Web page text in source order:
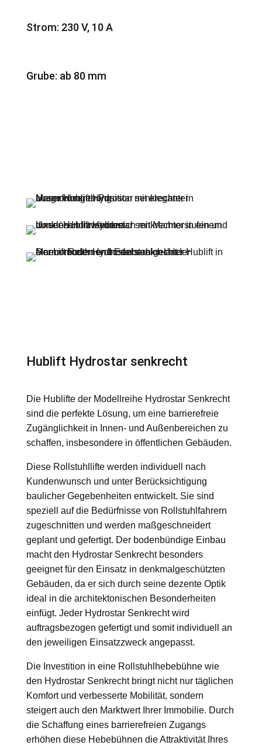
Strom: 230 V, 10 A
Grube: ab 80 mm
Hublift Hydrostar senkrecht
Die Hublifte der Modellreihe Hydrostar Senkrecht
sind die perfekte Lösung, um eine barrierefreie
Zugänglichkeit in Innen- und Außenbereichen zu
schaffen, insbesondere in öffentlichen Gebäuden.
Diese Rollstuhllifte werden individuell nach
Kundenwunsch und unter Berücksichtigung
baulicher Gegebenheiten entwickelt. Sie sind
speziell auf die Bedürfnisse von Rollstuhlfahrern
zugeschnitten und werden maßgeschneidert
geplant und gefertigt. Der bodenbündige Einbau
macht den Hydrostar Senkrecht besonders
geeignet für den Einsatz in denkmalgeschützten
Gebäuden, da er sich durch seine dezente Optik
ideal in die architektonischen Besonderheiten
einfügt. Jeder Hydrostar Senkrecht wird
auftragsbezogen gefertigt und somit individuell an
den jeweiligen Einsatzzweck angepasst.
Die Investition in eine Rollstuhlhebebühne wie
den Hydrostar Senkrecht bringt nicht nur täglichen
Komfort und verbesserte Mobilität, sondern
steigert auch den Marktwert Ihrer Immobilie. Durch
die Schaffung eines barrierefreien Zugangs
erhöhen diese Hebebühnen die Attraktivität Ihres